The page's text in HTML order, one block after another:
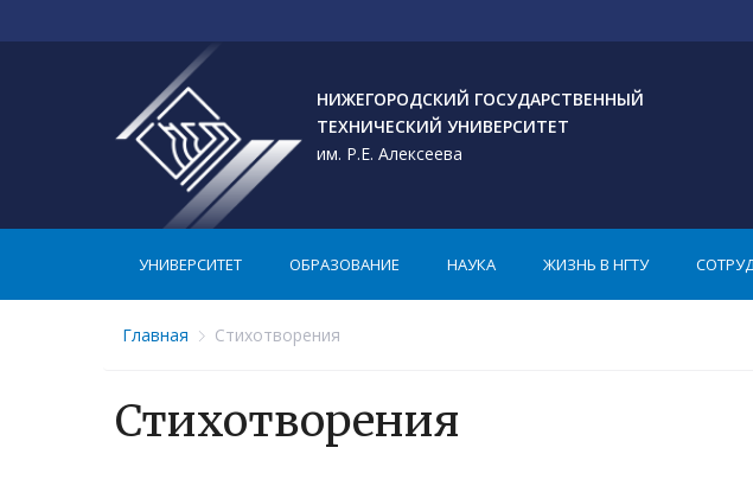
НИЖЕГОРОДСКИЙ ГОСУДАРСТВЕННЫЙ
ТЕХНИЧЕСКИЙ УНИВЕРСИТЕТ
им. Р.Е. Алексеева
УНИВЕРСИТЕТ ОБРАЗОВАНИЕ НАУКА ЖИЗНЬ В НГТУ
Главная Стихотворения
Стихотворения